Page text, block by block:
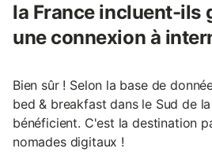
la France incluent-ils
une connexion à
Bien sûr ! Selon la base de
bed & breakfast dans le Sud de
bénéficient. C'est la destination
nomades digitaux !